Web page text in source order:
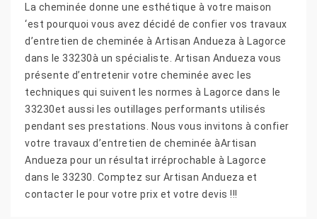
La cheminée donne une esthétique à votre maison
‘est pourquoi vous avez décidé de confier vos travaux
d’entretien de cheminée à Artisan Andueza à Lagorce
dans le 33230à un spécialiste. Artisan Andueza vous
présente d’entretenir votre cheminée avec les
techniques qui suivent les normes à Lagorce dans le
33230et aussi les outillages performants utilisés
pendant ses prestations. Nous vous invitons à confier
votre travaux d’entretien de cheminée àArtisan
Andueza pour un résultat irréprochable à Lagorce
dans le 33230. Comptez sur Artisan Andueza et
contacter le pour votre prix et votre devis !!!